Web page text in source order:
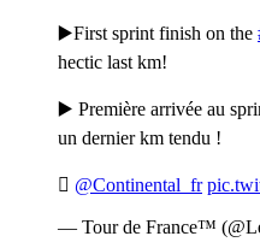
▶️First sprint finish on the
hectic last km!
▶️ Première arrivée au
un dernier km tendu !
 @Continental_fr
— Tour de France™